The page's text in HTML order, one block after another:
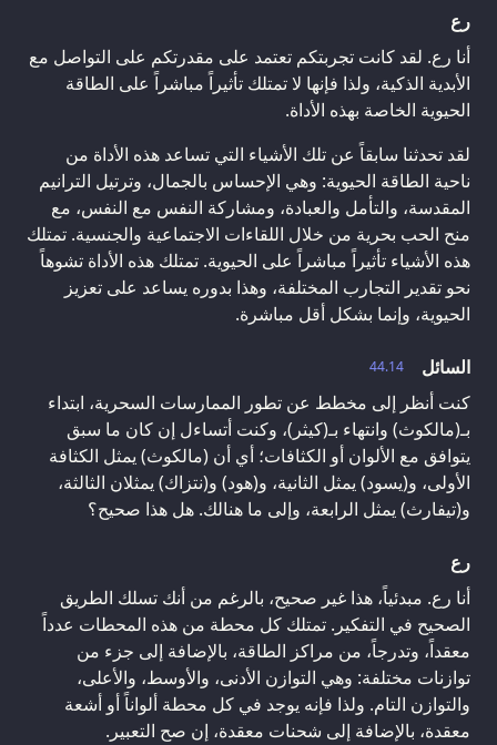
رع
أنا رع. لقد كانت تجربتكم تعتمد على مقدرتكم على التواصل مع
الأبدية الذكية، ولذا فإنها لا تمتلك تأثيراً مباشراً على الطاقة
الحيوية الخاصة بهذه الأداة.
لقد تحدثنا سابقاً عن تلك الأشياء التي تساعد هذه الأداة من
ناحية الطاقة الحيوية: وهي الإحساس بالجمال، وترتيل الترانيم
المقدسة، والتأمل والعبادة، ومشاركة النفس مع النفس، مع
منح الحب بحرية من خلال اللقاءات الاجتماعية والجنسية. تمتلك
هذه الأشياء تأثيراً مباشراً على الحيوية. تمتلك هذه الأداة تشوهاً
نحو تقدير التجارب المختلفة، وهذا بدوره يساعد على تعزيز
الحيوية، وإنما بشكل أقل مباشرة.
44.14
السائل
كنت أنظر إلى مخطط عن تطور الممارسات السحرية، ابتداء
بـ(مالكوث) وانتهاء بـ(كيثر)، وكنت أتساءل إن كان ما سبق
يتوافق مع الألوان أو الكثافات؛ أي أن (مالكوث) يمثل الكثافة
الأولى، و(يسود) يمثل الثانية، و(هود) و(نتزاك) يمثلان الثالثة،
و(تيفارث) يمثل الرابعة، وإلى ما هنالك. هل هذا صحيح؟
رع
أنا رع. مبدئياً، هذا غير صحيح، بالرغم من أنك تسلك الطريق
الصحيح في التفكير. تمتلك كل محطة من هذه المحطات عدداً
معقداً، وتدرجاً، من مراكز الطاقة، بالإضافة إلى جزء من
توازنات مختلفة: وهي التوازن الأدنى، والأوسط، والأعلى،
والتوازن التام. ولذا فإنه يوجد في كل محطة ألواناً أو أشعة
معقدة، بالإضافة إلى شحنات معقدة، إن صح التعبير.